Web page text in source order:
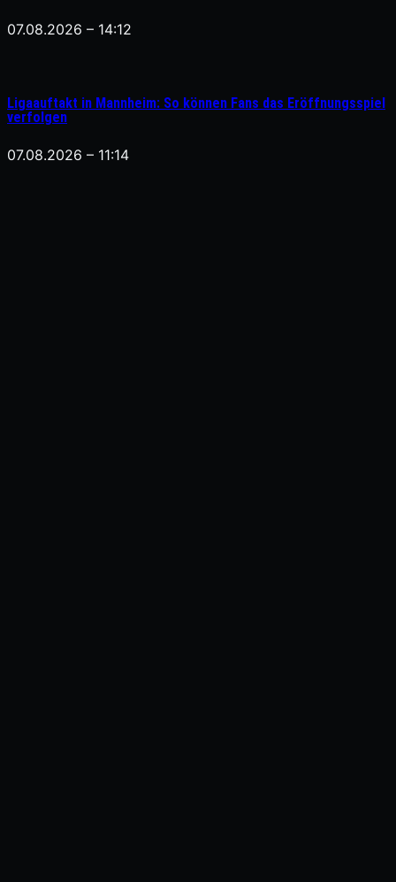
07.08.2026 – 14:12
Ligaauftakt in Mannheim: So können Fans das Eröffnungsspiel
verfolgen
07.08.2026 – 11:14